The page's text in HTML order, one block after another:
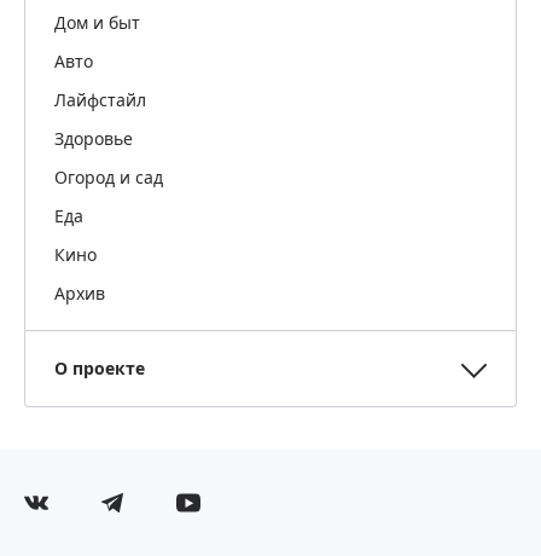
Дом и быт
Авто
Лайфстайл
Здоровье
Огород и сад
Еда
Кино
Архив
О проекте